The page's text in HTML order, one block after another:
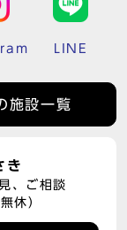
LINE
施設一覧
き
、ご相談
休）